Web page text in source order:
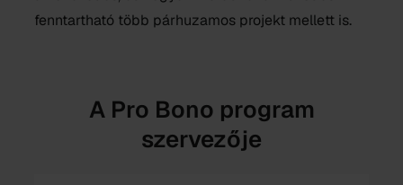
fenntartható több párhuzamos projekt mellett is.
A Pro Bono program
szervezője